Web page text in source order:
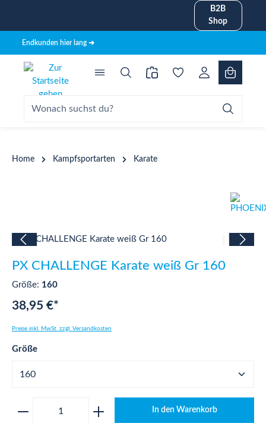
B2B
Shop
Endkunden hier lang ➜
Home Kampfsportarten Karate
Bildergalerie überspringen
PX CHALLENGE Karate weiß Gr 160
Größe: 160
38,95 €*
Preise inkl. MwSt. zzgl. Versandkosten
Größeauswählen
Produkt Anzahl: Gib den gewünschten
In den Warenkorb